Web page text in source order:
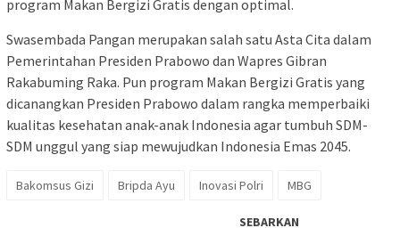
program Makan Bergizi Gratis dengan optimal.
Swasembada Pangan merupakan salah satu Asta Cita dalam
Pemerintahan Presiden Prabowo dan Wapres Gibran
Rakabuming Raka. Pun program Makan Bergizi Gratis yang
dicanangkan Presiden Prabowo dalam rangka memperbaiki
kualitas kesehatan anak-anak Indonesia agar tumbuh SDM-
SDM unggul yang siap mewujudkan Indonesia Emas 2045.
Bakomsus Gizi Bripda Ayu Inovasi Polri MBG
SEBARKAN